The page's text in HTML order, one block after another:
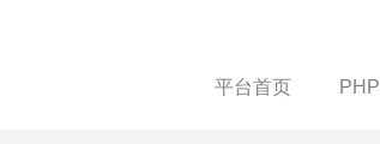
平台首页 PHP